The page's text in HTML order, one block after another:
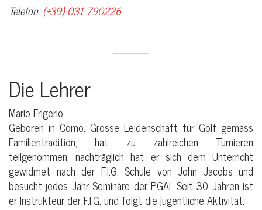
Telefon:(+39) 031 790226
Die Lehrer
Mario Frigerio
Geboren in Como. Grosse Leidenschaft für Golf gemäss
Familientradition, hat zu zahlreichen Turnieren
teilgenommen; nachträglich hat er sich dem Unterricht
gewidmet nach der F.I.G. Schule von John Jacobs und
besucht jedes Jahr Seminäre der PGAI. Seit 30 Jahren ist
er Instrukteur der F.I.G. und folgt die jugentliche Aktivität.